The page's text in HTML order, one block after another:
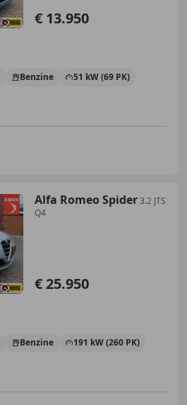
€ 13.950
Benzine 51 kW (69 PK)
Alfa Romeo Spider3.2 JTS
Q4
€ 25.950
Benzine 191 kW (260 PK)